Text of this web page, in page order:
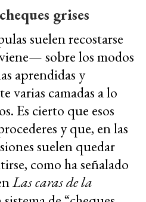
grises
suelen recostarse
sobre los modos
aprendidas y
varias camadas a lo
Es cierto que esos
y que, en las
suelen quedar
como ha señalado
Las caras de la